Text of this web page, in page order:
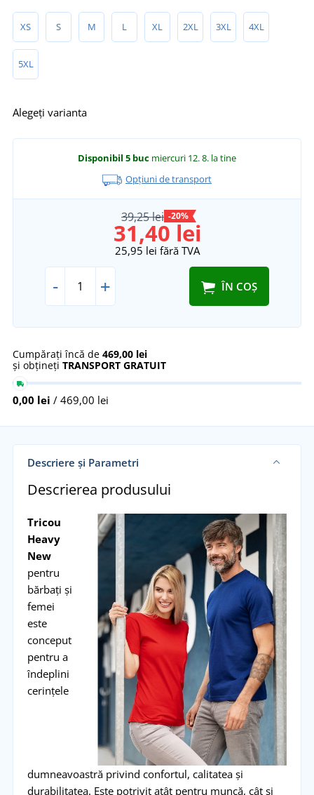
XS S M L XL 2XL 3XL 4XL
5XL
Alegeți varianta
Disponibil 5 buc miercuri 12. 8. la tine
Opțiuni de transport
39,25 lei -20%
31,40 lei
25,95 lei fără TVA
- + ÎN COȘ
Cumpărați încă de 469,00 lei
și obțineți TRANSPORT GRATUIT
0,00 lei / 469,00 lei
Descriere și Parametri
Descrierea produsului
Tricou
Heavy
New
pentru
bărbați și
femei
este
conceput
pentru a
îndeplini
cerințele
dumneavoastră privind confortul, calitatea și
durabilitatea. Este potrivit atât pentru muncă, cât și